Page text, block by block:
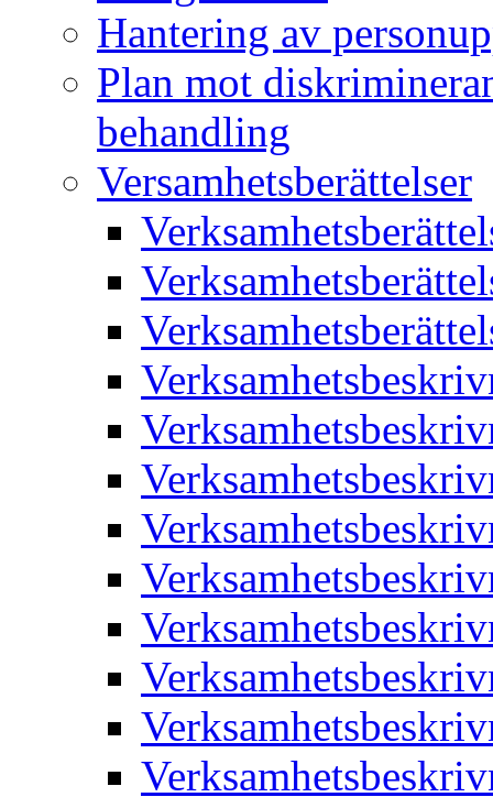
Hantering av
Plan mot
behandling
Versamhetsberättelser